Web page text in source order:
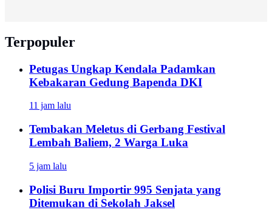
Terpopuler
Petugas Ungkap Kendala Padamkan
Kebakaran Gedung Bapenda DKI
11 jam lalu
Tembakan Meletus di Gerbang Festival
Lembah Baliem, 2 Warga Luka
5 jam lalu
Polisi Buru Importir 995 Senjata yang
Ditemukan di Sekolah Jaksel